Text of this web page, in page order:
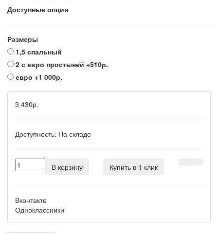
Доступные опции
Размеры
1,5 спальный
2 с евро простыней +510р.
евро +1 000р.
3 430р.
Доступность: На складе
В корзину Купить в 1 клик
Вконтакте
Одноклассники